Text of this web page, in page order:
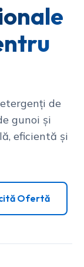
de
gunoi și
eficientă și
Ofertă